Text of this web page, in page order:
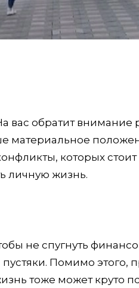
вас обратит внимание
материальное
которых стоит
личную жизнь.
не спугнуть
Помимо этого,
тоже может круто